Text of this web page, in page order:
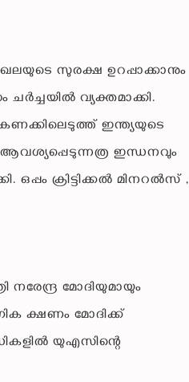
സുരക്ഷ ഉറപ്പാക്കാനും
വ്യക്തമാക്കി.
ഇന്ത്യയുടെ
ഇന്ധനവും
ക്രിട്ടിക്കൽ മിനറൽസ് ,
മോദിയുമായും
ക്ഷണം മോദിക്ക്
യുഎസിന്റെ